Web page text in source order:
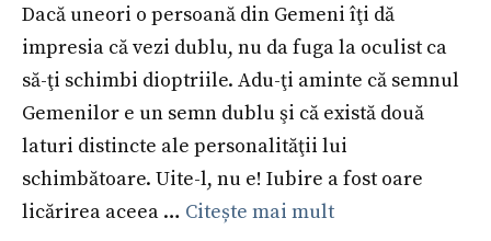
Dacă uneori o persoană din Gemeni îţi dă
impresia că vezi dublu, nu da fuga la oculist ca
să-ţi schimbi dioptriile. Adu-ţi aminte că semnul
Gemenilor e un semn dublu şi că există două
laturi distincte ale personalităţii lui
schimbătoare. Uite-l, nu e! Iubire a fost oare
licărirea aceea … Citește mai mult